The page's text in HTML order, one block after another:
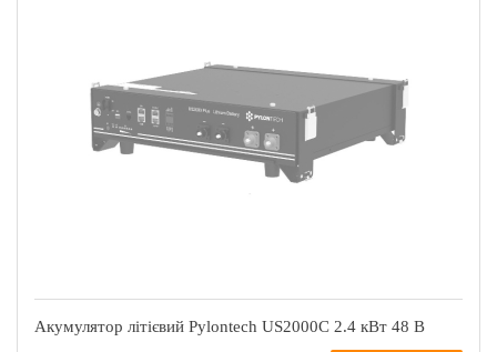
Акумулятор літієвий Pylontech US2000C 2.4 кВт 48 В